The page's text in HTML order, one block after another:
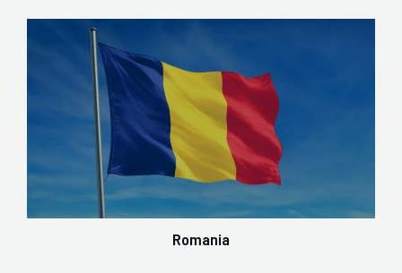
Romania